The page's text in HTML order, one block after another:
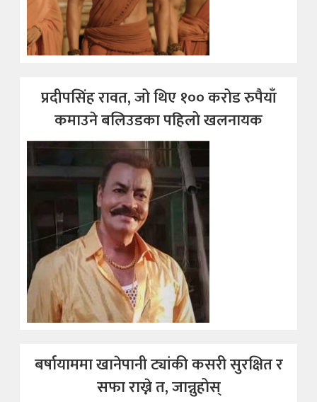
प्रदीपसिंह रावत, जो थिए १०० करोड रुपैयाँ
कमाउने बलिउडका पहिलो खलनायक
बर्षायाममा खानेपानी ट्यांकी कसरी सुरक्षित र
सफा राख्ने त, जान्नुहोस्